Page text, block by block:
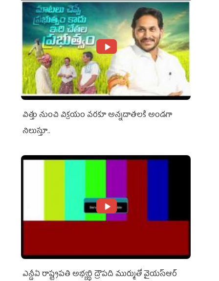
విత్తు నుంచి విక్రయం వరకూ అన్నదాతలకి అండగా
నిలుస్తూ..
ఎన్డీఏ రాష్ట్ర‌ప‌తి అభ్య‌ర్థి ద్రౌప‌ది ముర్ముతో వైయ‌స్ఆర్